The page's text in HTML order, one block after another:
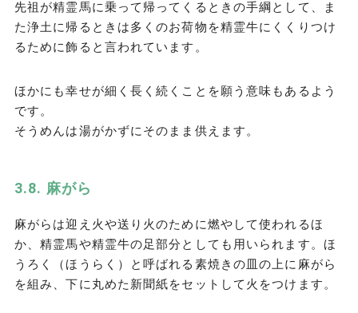
先祖が精霊馬に乗って帰ってくるときの手綱として、ま
た浄土に帰るときは多くのお荷物を精霊牛にくくりつけ
るために飾ると言われています。
ほかにも幸せが細く長く続くことを願う意味もあるよう
です。
そうめんは湯がかずにそのまま供えます。
麻がら
麻がらは迎え火や送り火のために燃やして使われるほ
か、精霊馬や精霊牛の足部分としても用いられます。ほ
うろく（ほうらく）と呼ばれる素焼きの皿の上に麻がら
を組み、下に丸めた新聞紙をセットして火をつけます。